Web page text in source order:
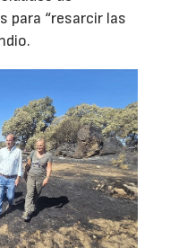
para “resarcir las